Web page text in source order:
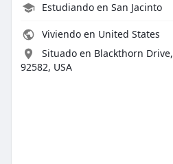
Estudiando en San Jacinto
Viviendo en United States
Situado en Blackthorn
92582, USA